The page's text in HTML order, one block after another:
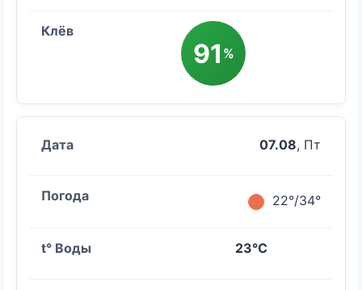
91 %
07.08, Пт
22°/34°
23°C